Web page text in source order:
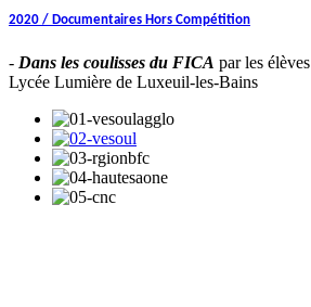
2020 / Documentaires Hors Compétition
- Dans les coulisses du FICA par les
Lycée Lumière de Luxeuil-les-Bains